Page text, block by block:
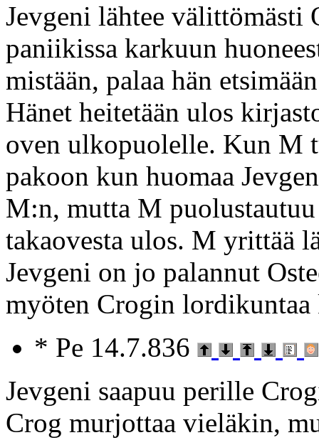
Jevgeni lähtee välittömästi
paniikissa karkuun
mistään, palaa hän
Hänet heitetään ulos
oven ulkopuolelle. Kun M
pakoon kun huomaa
M:n, mutta M
takaovesta ulos. M yrittää
Jevgeni on jo palannut
myöten Crogin
* Pe 14.7.836
Jevgeni saapuu perille
Crog murjottaa vieläkin,